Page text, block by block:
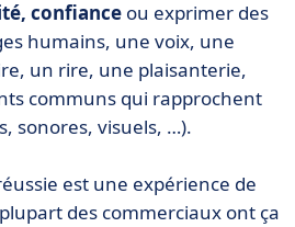
confiance ou exprimer des
humains, une voix, une
un rire, une plaisanterie,
communs qui rapprochent
sonores, visuels, …).
est une expérience de
des commerciaux ont ça